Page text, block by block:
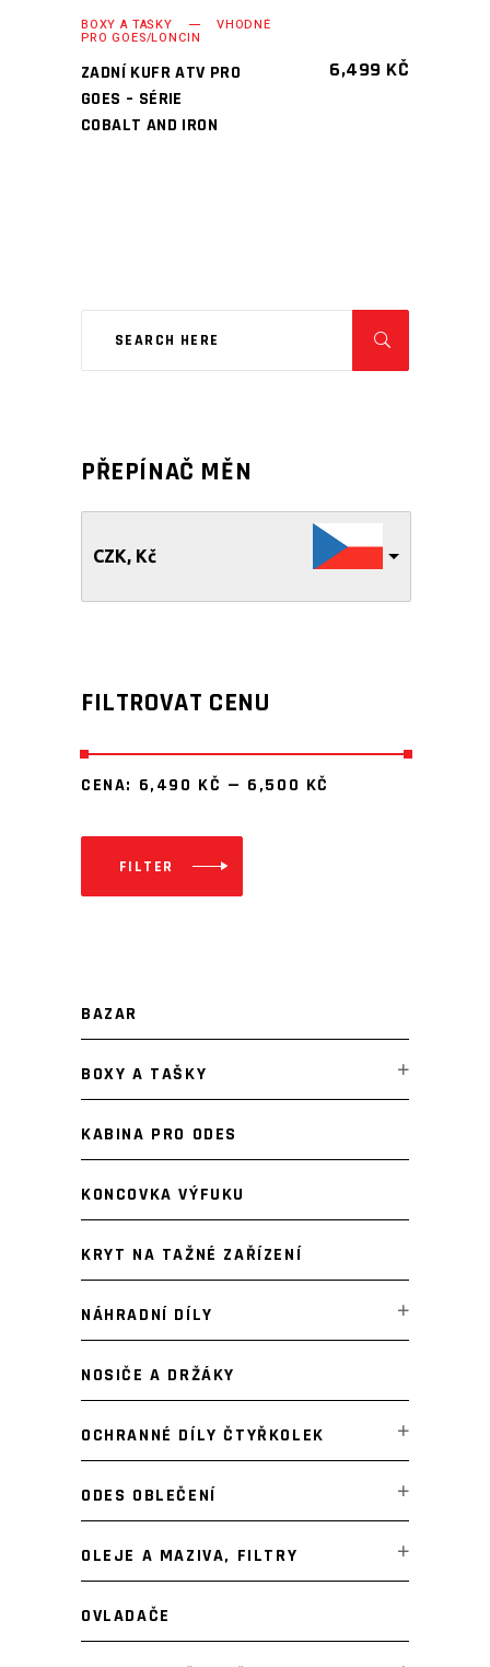
BOXY A TAŠKY VHODNÉ
PRO GOES/LONCIN
ZADNÍ KUFR ATV PRO
GOES – SÉRIE
COBALT AND IRON
6,499 KČ
PŘEPÍNAČ MĚN
CZK, Kč
FILTROVAT CENU
FILTER
CENA: 6,490 KČ — 6,500 KČ
BAZAR
BOXY A TAŠKY
KABINA PRO ODES
KONCOVKA VÝFUKU
KRYT NA TAŽNÉ ZAŘÍZENÍ
NÁHRADNÍ DÍLY
NOSIČE A DRŽÁKY
OCHRANNÉ DÍLY ČTYŘKOLEK
ODES OBLEČENÍ
OLEJE A MAZIVA, FILTRY
OVLADAČE